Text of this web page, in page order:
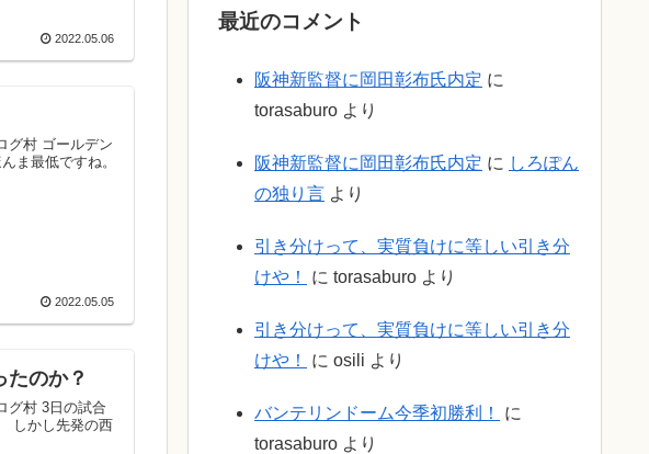
2022.05.06
村 ゴールデン
ま最低ですね。
2022.05.05
のか？
グ村 3日の試合
しかし先発の西
最近のコメント
阪神新監督に岡田彰布氏内定 に
torasaburo より
阪神新監督に岡田彰布氏内定 に しろぽん
の独り言 より
引き分けって、実質負けに等しい引き分
けや！
に torasaburo より
引き分けって、実質負けに等しい引き分
けや！
に osili より
バンテリンドーム今季初勝利！
に
torasaburo より